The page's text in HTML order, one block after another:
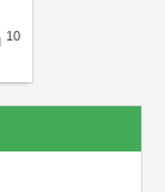
10